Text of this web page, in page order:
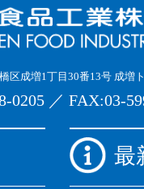
区成増1丁目30番13号 成増
0205 ／ FAX:03-
最